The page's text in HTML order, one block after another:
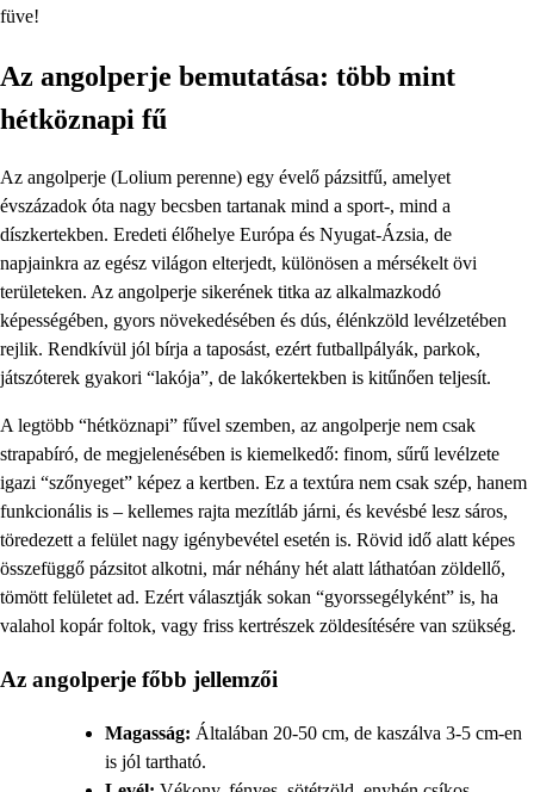
füve!
Az angolperje bemutatása: több mint
hétköznapi fű
Az angolperje (Lolium perenne) egy évelő pázsitfű, amelyet
évszázadok óta nagy becsben tartanak mind a sport-, mind a
díszkertekben. Eredeti élőhelye Európa és Nyugat-Ázsia, de
napjainkra az egész világon elterjedt, különösen a mérsékelt övi
területeken. Az angolperje sikerének titka az alkalmazkodó
képességében, gyors növekedésében és dús, élénkzöld levélzetében
rejlik. Rendkívül jól bírja a taposást, ezért futballpályák, parkok,
játszóterek gyakori “lakója”, de lakókertekben is kitűnően teljesít.
A legtöbb “hétköznapi” fűvel szemben, az angolperje nem csak
strapabíró, de megjelenésében is kiemelkedő: finom, sűrű levélzete
igazi “szőnyeget” képez a kertben. Ez a textúra nem csak szép, hanem
funkcionális is – kellemes rajta mezítláb járni, és kevésbé lesz sáros,
töredezett a felület nagy igénybevétel esetén is. Rövid idő alatt képes
összefüggő pázsitot alkotni, már néhány hét alatt láthatóan zöldellő,
tömött felületet ad. Ezért választják sokan “gyorssegélyként” is, ha
valahol kopár foltok, vagy friss kertrészek zöldesítésére van szükség.
Az angolperje főbb jellemzői
Magasság: Általában 20-50 cm, de kaszálva 3-5 cm-en
is jól tartható.